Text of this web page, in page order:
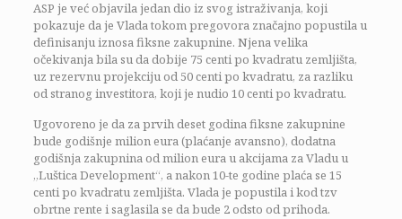
ASP je već objavila jedan dio iz svog istraživanja, koji
pokazuje da je Vlada tokom pregovora značajno popustila u
definisanju iznosa fiksne zakupnine. Njena velika
očekivanja bila su da dobije 75 centi po kvadratu zemljišta,
uz rezervnu projekciju od 50 centi po kvadratu, za razliku
od stranog investitora, koji je nudio 10 centi po kvadratu.
Ugovoreno je da za prvih deset godina fiksne zakupnine
bude godišnje milion eura (plaćanje avansno), dodatna
godišnja zakupnina od milion eura u akcijama za Vladu u
„Luštica Development“, a nakon 10-te godine plaća se 15
centi po kvadratu zemljišta. Vlada je popustila i kod tzv
obrtne rente i saglasila se da bude 2 odsto od prihoda.